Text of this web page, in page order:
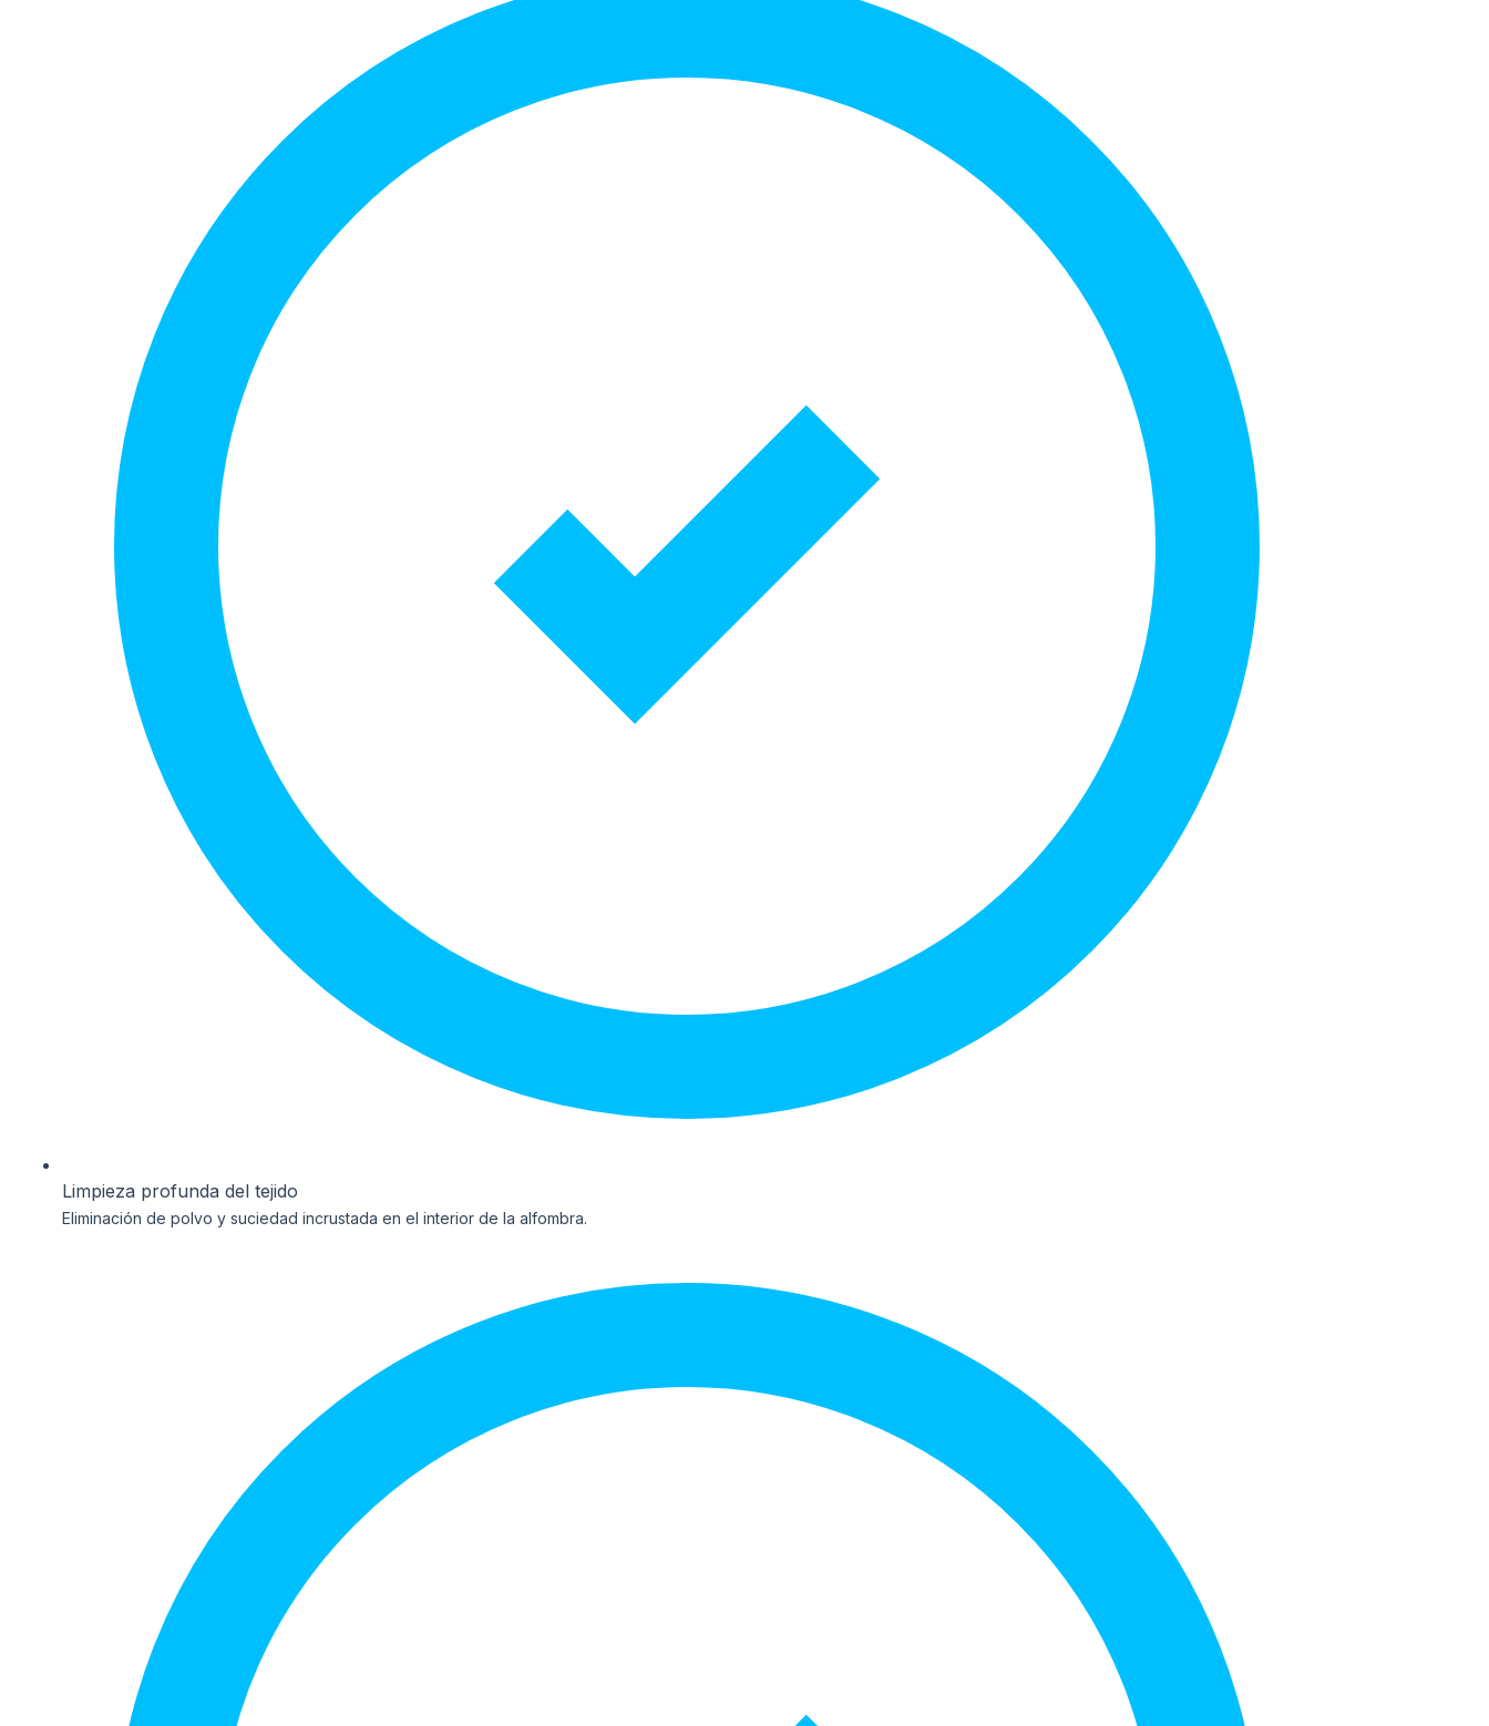
Limpieza profunda del tejido
Eliminación de polvo y suciedad incrustada en el interior de la alfombra.